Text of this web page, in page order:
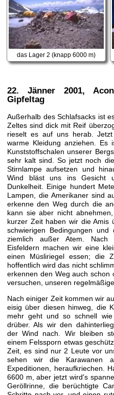
das Lager 2 (knapp 6000 m)
22. Jänner 2001,
Gipfeltag
Außerhalb des Schlafsacks ist
Zeltes sind dick mit Reif
rieselt es auf uns herab.
warme Kleidung anziehen.
Kunststoffschalen unserer
sehr kalt sind. So jetzt noch
Stirnlampe aufsetzen und
Wind bläst uns ins Gesicht
Dunkelheit. Einige hundert
Lampen, die Amerikaner sind
erkenne den Weg durch die
kann sie aber nicht
kurzer Zeit haben wir die Amis
schwierigen Bedingungen
ziemlich außer Atem.
Eisfeldern machen wir eine
einen Müsliriegel essen; die
hoffentlich wird das nicht
erkennen den Weg auch schon
versuchen, unseren
Nach einiger Zeit kommen wir
eisig über diesen hinweg, die
mehr geht und so schnell
drüber. Als wir den
der Wind nach. Wir bleiben
einem Felssporn etwas
Zeit, es sind nur 2 Leute vor
sehen wir die Karawanen
Expeditionen, heraufkriechen.
6600 m, aber jetzt wird's
Geröllrinne, die berüchtigte